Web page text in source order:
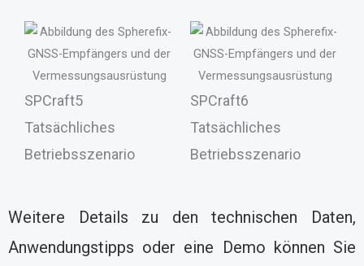
SPCraft6
Tatsächliches
Betriebsszenario
SPCraft5
Tatsächliches
Betriebsszenario
Weitere Details zu den technischen Daten,
Anwendungstipps oder eine Demo können Sie